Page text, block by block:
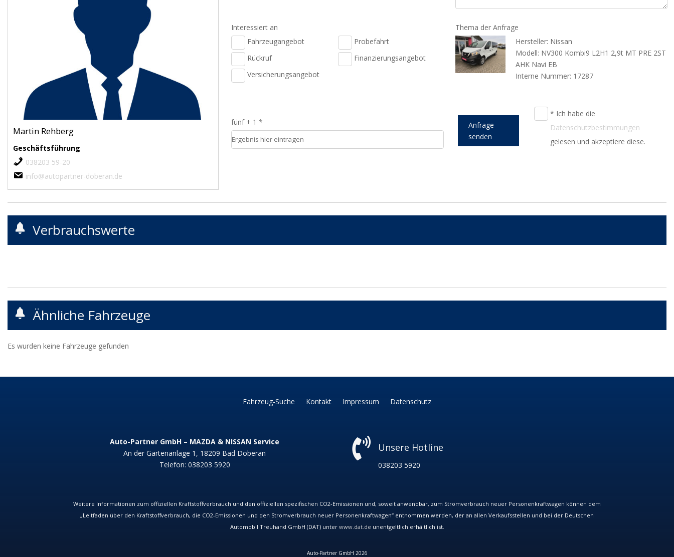
Martin Rehberg
Geschäftsführung
038203 59-20
info@autopartner-doberan.de
Interessiert an
Fahrzeugangebot
Probefahrt
Rückruf
Finanzierungsangebot
Versicherungsangebot
Thema der Anfrage
Hersteller: Nissan
Modell: NV300 Kombi9 L2H1 2,9t MT PRE 2ST
AHK Navi EB
Interne Nummer: 17287
fünf + 1 *
Anfrage
senden
* Ich habe die
Datenschutzbestimmungen
gelesen und akzeptiere diese.
Verbrauchswerte
Ähnliche Fahrzeuge
Es wurden keine Fahrzeuge gefunden
Fahrzeug-Suche Kontakt Impressum Datenschutz
Auto-Partner GmbH – MAZDA & NISSAN Service
An der Gartenanlage 1, 18209 Bad Doberan
Telefon: 038203 5920
 Unsere Hotline
038203 5920
Weitere Informationen zum offiziellen Kraftstoffverbrauch und den offiziellen spezifischen CO2-Emissionen und, soweit anwendbar, zum Stromverbrauch neuer Personenkraftwagen können dem
„Leitfaden über den Kraftstoffverbrauch, die CO2-Emissionen und den Stromverbrauch neuer Personenkraftwagen“ entnommen werden, der an allen Verkaufsstellen und bei der Deutschen
Automobil Treuhand GmbH (DAT) unter www.dat.de unentgeltlich erhältlich ist.
Auto-Partner GmbH 2026